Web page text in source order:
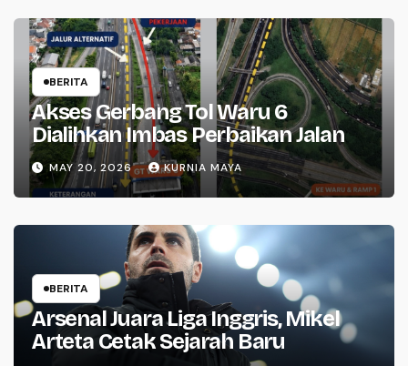
BERITA
Akses Gerbang Tol Waru 6
Dialihkan Imbas Perbaikan Jalan
MAY 20, 2026 KURNIA MAYA
BERITA
Arsenal Juara Liga Inggris, Mikel
Arteta Cetak Sejarah Baru